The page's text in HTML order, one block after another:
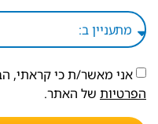
אני מאשר/ת כי קראתי,
הפרטיות של האתר.